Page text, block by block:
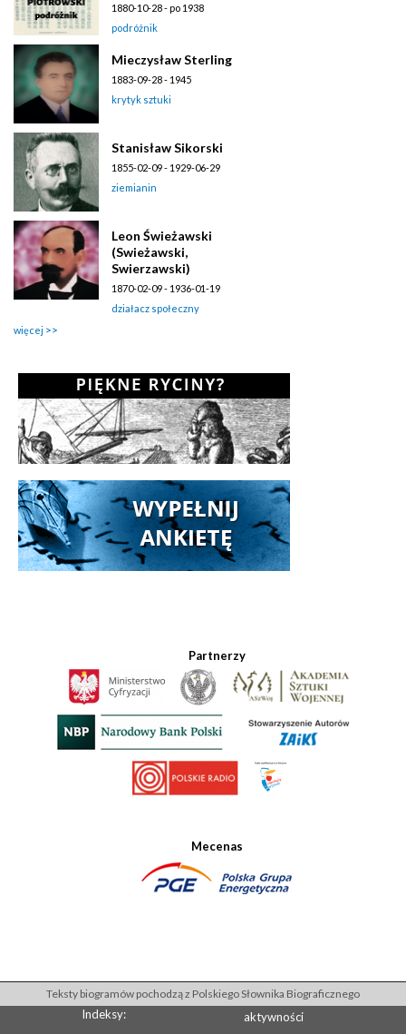
1880-10-28 - po 1938
podróżnik
Mieczysław Sterling
1883-09-28 - 1945
krytyk sztuki
Stanisław Sikorski
1855-02-09 - 1929-06-29
ziemianin
Leon Świeżawski
(Swieżawski,
Swierzawski)
1870-02-09 - 1936-01-19
działacz społeczny
więcej
Partnerzy
Mecenas
Teksty biogramów pochodzą z Polskiego Słownika Biograficznego
Indeksy:
aktywności